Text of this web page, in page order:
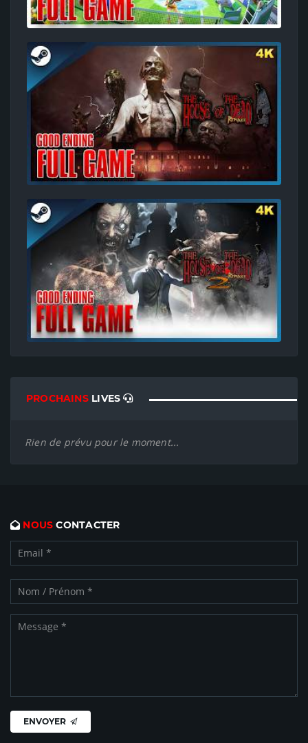
PROCHAINSLIVES
Rien de prévu pour le moment...
NOUS CONTACTER
ENVOYER